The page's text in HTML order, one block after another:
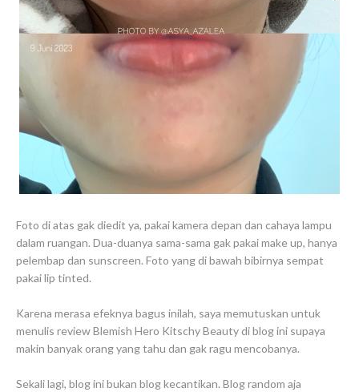
Foto di atas gak diedit ya, pakai kamera depan dan cahaya lampu
dalam ruangan. Dua-duanya sama-sama gak pakai make up, hanya
pelembap dan sunscreen. Foto yang di bawah bibirnya sempat
pakai lip tinted.
Karena merasa efeknya bagus inilah, saya memutuskan untuk
menulis review Blemish Hero Kitschy Beauty di blog ini supaya
makin banyak orang yang tahu dan gak ragu mencobanya.
Sekali lagi, blog ini bukan blog kecantikan. Blog random aja